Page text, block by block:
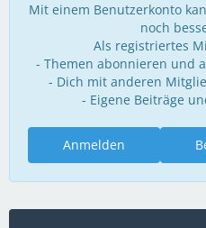
Mit einem Benutzerkonto
noch
Als registriertes
- Themen abonnieren und
- Dich mit anderen
- Eigene Beiträge
Anmelden